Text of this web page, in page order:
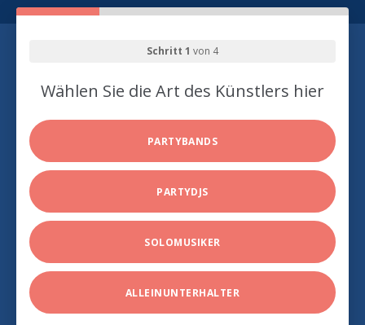
Schritt 1 von 4
Wählen Sie die Art des Künstlers hier
PARTYBANDS
PARTYDJS
SOLOMUSIKER
ALLEINUNTERHALTER